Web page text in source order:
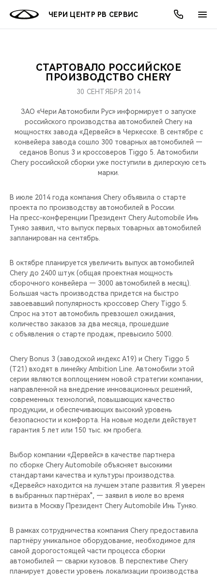
ЧЕРИ ЦЕНТР РВ СЕРВИС
МОДЕЛИ
КРОССОВЕРЫ
СЕДАНЫ
ПОКУПАТЕЛЯМ
КРЕДИТ И СТРАХОВАНИЕ
ВЛАДЕЛЬЦАМ
ЗАПЧАСТИ И АКСЕССУАРЫ
ПОДДЕРЖКА
МИР CHERY
О БРЕНДЕ
CHERY В СОЦСЕТЯХ
БЛАГОТВОРИТЕЛЬНОСТЬ
CHERY REMOTE
CHERY И СПОРТ
НАШИ МЕРОПРИЯТИЯ
ВИДЕООБЗОРЫ
CHERY ДЛЯ ДЕТЕЙ
АКЦИИ
ОНЛАЙН СЕРВИСЫ
КРЕДИТ
О КОМПАНИИ
МЫ В СОЦСЕТЯХ
СТАРТОВАЛО РОССИЙСКОЕ
ПРОИЗВОДСТВО CHERY
30 СЕНТЯБРЯ 2014
ЗАО «Чери Автомобили Рус» информирует о запуске
российского производства автомобилей Chery на
мощностях завода «Дервейс» в Черкесске. В сентябре с
конвейера завода сошло 300 товарных автомобилей —
седанов Bonus 3 и кроссоверов Tiggo 5. Автомобили
Chery российской сборки уже поступили в дилерскую сеть
марки.
В июле 2014 года компания Chery объявила о старте
проекта по производству автомобилей в России.
На пресс-конференции Президент Chery Automobile Инь
Туняо заявил, что выпуск первых товарных автомобилей
запланирован на сентябрь.
В октябре планируется увеличить выпуск автомобилей
Chery до 2400 штук (общая проектная мощность
сборочного конвейера — 3000 автомобилей в месяц).
Большая часть производства придется на быстро
завоевавший популярность кроссовер Chery Tiggo 5.
Спрос на этот автомобиль превзошел ожидания,
количество заказов за два месяца, прошедшие
с объявления о старте продаж, превысило 5000.
Chery Bonus 3 (заводской индекс A19) и Chery Tiggo 5
(T21) входят в линейку Ambition Line. Автомобили этой
серии являются воплощением новой стратегии компании,
направленной на внедрение инновационных решений,
современных технологий, повышающих качество
продукции, и обеспечивающих высокий уровень
безопасности и комфорта. На новые модели действует
гарантия 5 лет или 150 тыс. км пробега.
Выбор компании «Дервейс» в качестве партнера
по сборке Chery Automobile объясняет высокими
стандартами качества и культуры производства.
«Дервейс» находится на лучшем этапе развития. Я уверен
в выбранных партнёрах", — заявил в июле во время
визита в Москву Президент Chery Automobile Инь Туняо.
В рамках сотрудничества компания Chery предоставила
партнёру уникальное оборудование, необходимое для
самой дорогостоящей части процесса сборки
автомобилей — сварки кузовов. В перспективе Chery
планирует довести уровень локализации производства